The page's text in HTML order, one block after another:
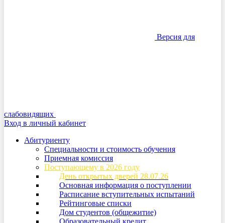
Версия для
слабовидящих
Вход в личный кабинет
Абитуриенту
Специальности и стоимость обучения
Приемная комиссия
Поступающему в 2026 году
День открытых дверей 28.07.26
Основная информация о поступлении
Расписание вступительных испытаний
Рейтинговые списки
Дом студентов (общежитие)
Образовательный кредит